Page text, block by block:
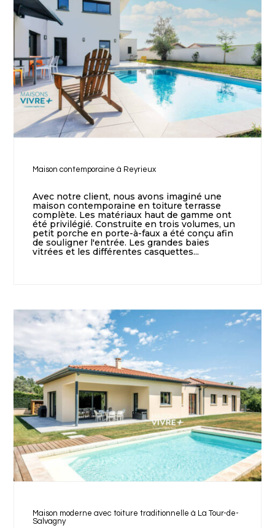
Maison contemporaine à Reyrieux
Avec notre client, nous avons imaginé une
maison contemporaine en toiture terrasse
complète. Les matériaux haut de gamme ont
été privilégié. Construite en trois volumes, un
petit porche en porte-à-faux a été conçu afin
de souligner l'entrée. Les grandes baies
vitrées et les différentes casquettes...
Maison moderne avec toiture traditionnelle à La Tour-de-
Salvagny